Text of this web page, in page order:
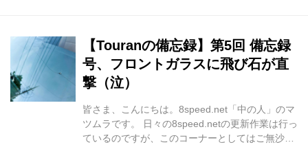
いるものの、下道をおそるおそる走ってようやく
ディーラーに入庫。 サービ...
【Touranの備忘録】第5回 備忘録
号、フロントガラスに飛び石が直
撃（泣）
皆さま、こんにちは。8speed.net「中の人」のマ
ツムラです。 日々の8speed.netの更新作業は行っ
ているのですが、このコーナーとしてはご無沙汰